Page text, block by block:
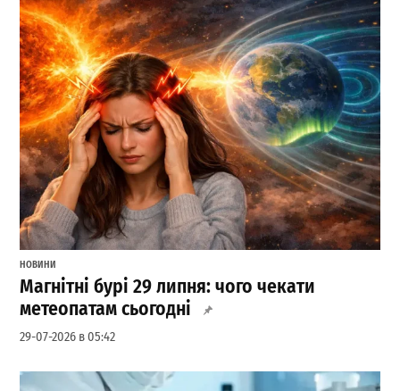
НОВИНИ
Магнітні бурі 29 липня: чого чекати
метеопатам сьогодні
29-07-2026 в 05:42